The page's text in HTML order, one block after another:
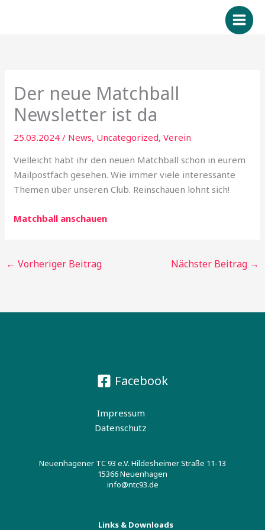
Der neue Matchball
Newsletter ist da
25.03.2024/ News, Uncategorized,Verein
Vielleicht habt ihr den neuen Matchball schon in eurem
Mailpostfach gesehen. Wie immer viele interessante
Themen über unseren Club. Reinschauen lohnt sich!
Matchball anschauen
← Vorheriger Beitrag Nächster Beitrag →
Facebook
Impressum
Datenschutz
Neuenhagener TC 93 e.V. Hildesheimer Straße 11-13
15366 Neuenhagen
info@ntc93.de
Links & Downloads